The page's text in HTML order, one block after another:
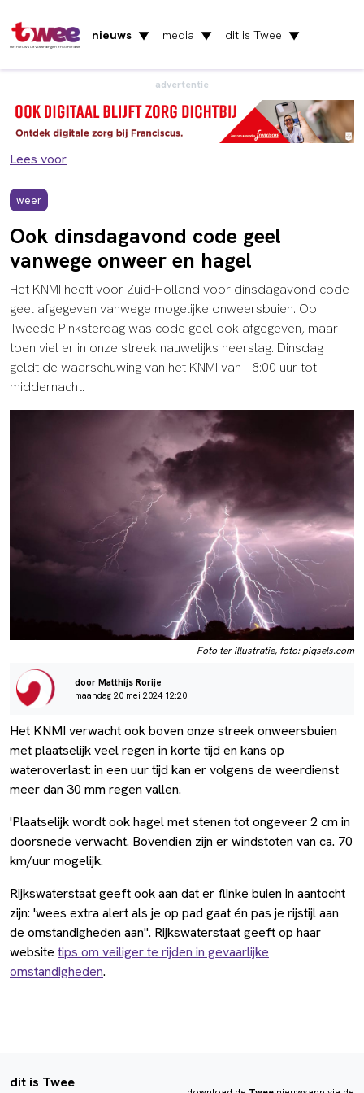
Het nieuws uit Vlaardingen en Schiedam
nieuws ▼ media ▼ dit is Twee ▼
advertentie
Lees voor
weer
Ook dinsdagavond code geel
vanwege onweer en hagel
Het KNMI heeft voor Zuid-Holland voor dinsdagavond code
geel afgegeven vanwege mogelijke onweersbuien. Op
Tweede Pinksterdag was code geel ook afgegeven, maar
toen viel er in onze streek nauwelijks neerslag. Dinsdag
geldt de waarschuwing van het KNMI van 18:00 uur tot
middernacht.
Foto ter illustratie, foto: piqsels.com
door Matthijs Rorije
maandag 20 mei 2024 12:20
Het KNMI verwacht ook boven onze streek onweersbuien
met plaatselijk veel regen in korte tijd en kans op
wateroverlast: in een uur tijd kan er volgens de weerdienst
meer dan 30 mm regen vallen.
'Plaatselijk wordt ook hagel met stenen tot ongeveer 2 cm in
doorsnede verwacht. Bovendien zijn er windstoten van ca. 70
km/uur mogelijk.
Rijkswaterstaat geeft ook aan dat er flinke buien in aantocht
zijn: 'wees extra alert als je op pad gaat én pas je rijstijl aan
de omstandigheden aan". Rijkswaterstaat geeft op haar
website tips om veiliger te rijden in gevaarlijke
omstandigheden.
dit is Twee